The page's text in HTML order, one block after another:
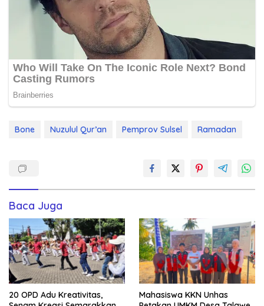
Bone Nuzulul Qur’an Pemprov Sulsel Ramadan
Baca Juga
20 OPD Adu Kreativitas,
Mahasiswa KKN Unhas